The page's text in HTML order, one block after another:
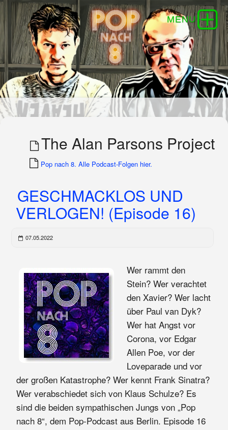
The Alan Parsons Project
Pop nach 8. Alle Podcast-Folgen hier.
GESCHMACKLOS UND
VERLOGEN! (Episode 16)
07.05.2022
Wer rammt den
Stein? Wer verachtet
den Xavier? Wer lacht
über Paul van Dyk?
Wer hat Angst vor
Corona, vor Edgar
Allen Poe, vor der
Loveparade und vor
der großen Katastrophe? Wer kennt Frank Sinatra?
Wer verabschiedet sich von Klaus Schulze? Es
sind die beiden sympathischen Jungs von „Pop
nach 8“, dem Pop-Podcast aus Berlin. Episode 16